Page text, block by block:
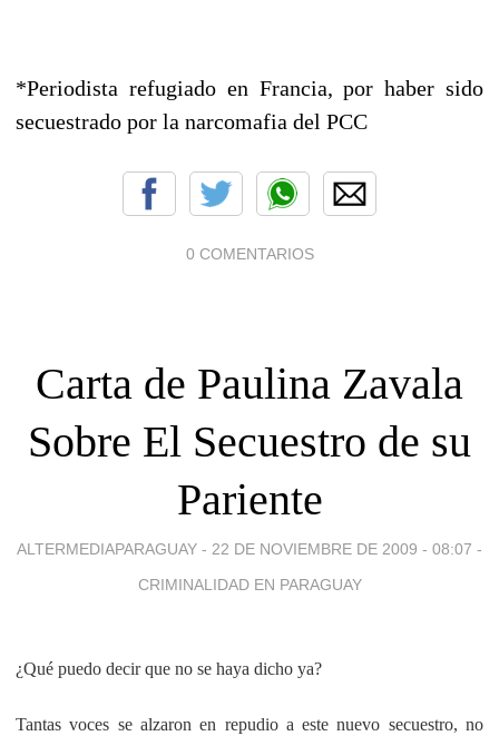
*Periodista refugiado en Francia, por haber sido
secuestrado por la narcomafia del PCC
0 COMENTARIOS
Carta de Paulina Zavala
Sobre El Secuestro de su
Pariente
ALTERMEDIAPARAGUAY - 22 DE NOVIEMBRE DE 2009 - 08:07 -
CRIMINALIDAD EN PARAGUAY
¿Qué puedo decir que no se haya dicho ya?
Tantas voces se alzaron en repudio a este nuevo secuestro, no